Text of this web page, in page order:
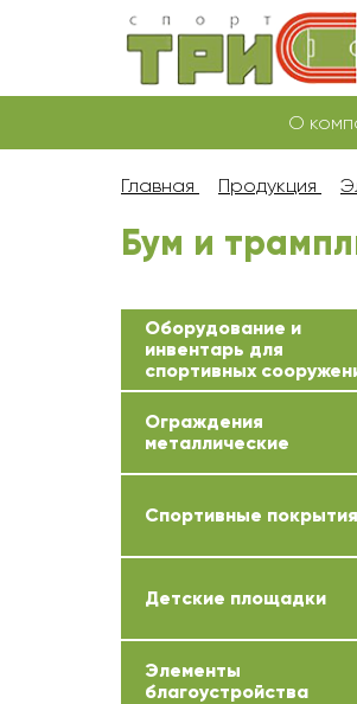
О
Главная Продукция
Бум и
Оборудование и
инвентарь для
спортивных
Ограждения
металлические
Спортивные покрытия
Детские площадки
Элементы
благоустройства